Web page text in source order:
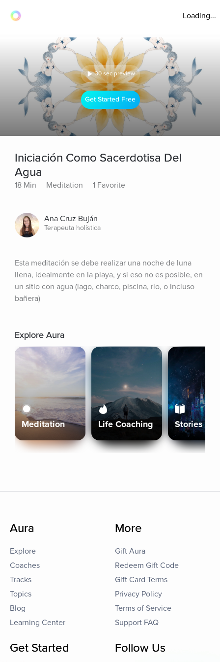
Loading...
30 sec preview
Get Started Free
Iniciación Como Sacerdotisa Del
Agua
18 Min Meditation 1 Favorite
Ana Cruz Buján
Terapeuta holística
Esta meditación se debe realizar una noche de luna
llena, idealmente en la playa, y si eso no es posible, en
un sitio con agua (lago, charco, piscina, rio, o incluso
bañera)
Explore Aura
Meditation Life Coaching Stories
Aura
Explore
Coaches
Tracks
Topics
Blog
Learning Center
More
Gift Aura
Redeem Gift Code
Gift Card Terms
Privacy Policy
Terms of Service
Support FAQ
Get Started Follow Us